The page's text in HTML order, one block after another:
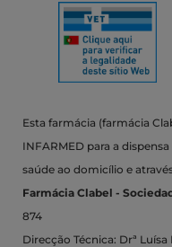
Esta farmácia (farmácia
INFARMED para a
saúde ao domicílio e
Farmácia Clabel -
874
Direcção Técnica: Drª